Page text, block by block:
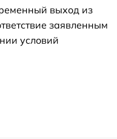
выход из
заявленным
условий